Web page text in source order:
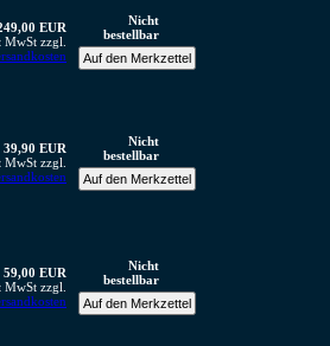
EUR
MwSt zzgl.
Nicht
bestellbar
39,90 EUR
MwSt zzgl.
Nicht
bestellbar
59,00 EUR
MwSt zzgl.
Nicht
bestellbar